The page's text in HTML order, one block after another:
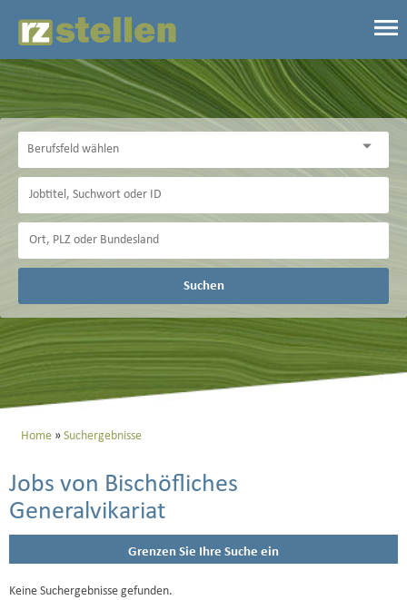
Suchen
Home Suchergebnisse
Jobs von Bischöfliches
Generalvikariat
Grenzen Sie Ihre Suche ein
Keine Suchergebnisse gefunden.